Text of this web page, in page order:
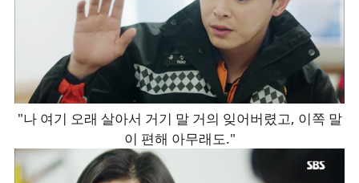
"나 여기 오래 살아서 거기 말 거의 잊어버렸고, 이쪽 말
이 편해 아무래도."